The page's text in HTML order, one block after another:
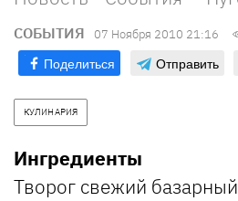
СОБЫТИЯ 07 Ноября 2010 21:16
Поделиться Отправить
КУЛИНАРИЯ
Ингредиенты
Творог свежий